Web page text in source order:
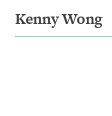
Kenny Wong